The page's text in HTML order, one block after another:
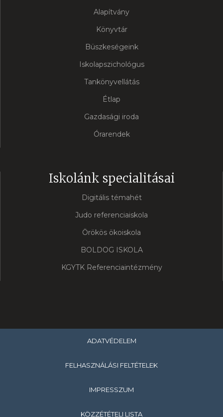
Alapítvány
Könyvtár
Büszkeségeink
Iskolapszichológus
Tankönyvellátás
Étlap
Gazdasági iroda
Órarendek
Iskolánk specialitásai
Digitális témahét
Judo referenciaiskola
Örökös ökoiskola
BOLDOG ISKOLA
KGYTK Referenciaintézmény
ADATVÉDELEM
FELHASZNÁLÁSI FELTÉTELEK
IMPRESSZUM
KÖZZÉTÉTELI LISTA